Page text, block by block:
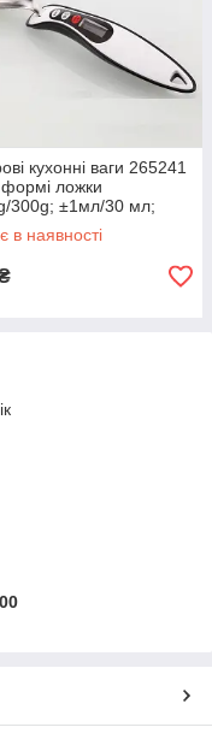
кухонні ваги 265241
ложки
300g; ±1мл/30 мл;
10.58oz)
в наявності